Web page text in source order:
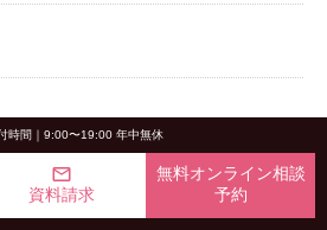
時間｜9:00〜19:00 年中無休
mail_outline
資料請求
無料オンライン相談
予約